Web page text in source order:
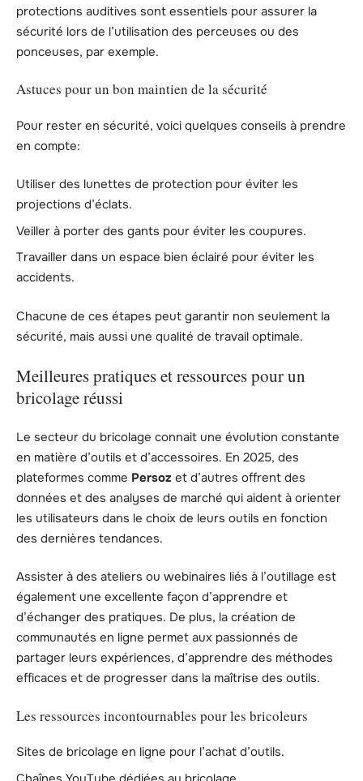
protections auditives sont essentiels pour assurer la
sécurité lors de l’utilisation des perceuses ou des
ponceuses, par exemple.
Astuces pour un bon maintien de la sécurité
Pour rester en sécurité, voici quelques conseils à prendre
en compte:
Utiliser des lunettes de protection pour éviter les
projections d’éclats.
Veiller à porter des gants pour éviter les coupures.
Travailler dans un espace bien éclairé pour éviter les
accidents.
Chacune de ces étapes peut garantir non seulement la
sécurité, mais aussi une qualité de travail optimale.
Meilleures pratiques et ressources pour un
bricolage réussi
Le secteur du bricolage connait une évolution constante
en matière d’outils et d’accessoires. En 2025, des
plateformes comme Persoz et d’autres offrent des
données et des analyses de marché qui aident à orienter
les utilisateurs dans le choix de leurs outils en fonction
des dernières tendances.
Assister à des ateliers ou webinaires liés à l’outillage est
également une excellente façon d’apprendre et
d’échanger des pratiques. De plus, la création de
communautés en ligne permet aux passionnés de
partager leurs expériences, d’apprendre des méthodes
efficaces et de progresser dans la maîtrise des outils.
Les ressources incontournables pour les bricoleurs
Sites de bricolage en ligne pour l’achat d’outils.